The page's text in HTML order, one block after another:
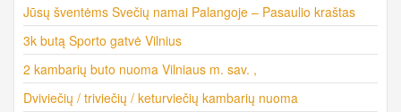
Jūsų šventėms Svečių namai Palangoje – Pasaulio kraštas
3k butą Sporto gatvė Vilnius
2 kambarių buto nuoma Vilniaus m. sav. ,
Dviviečių / triviečių / keturviečių kambarių nuoma